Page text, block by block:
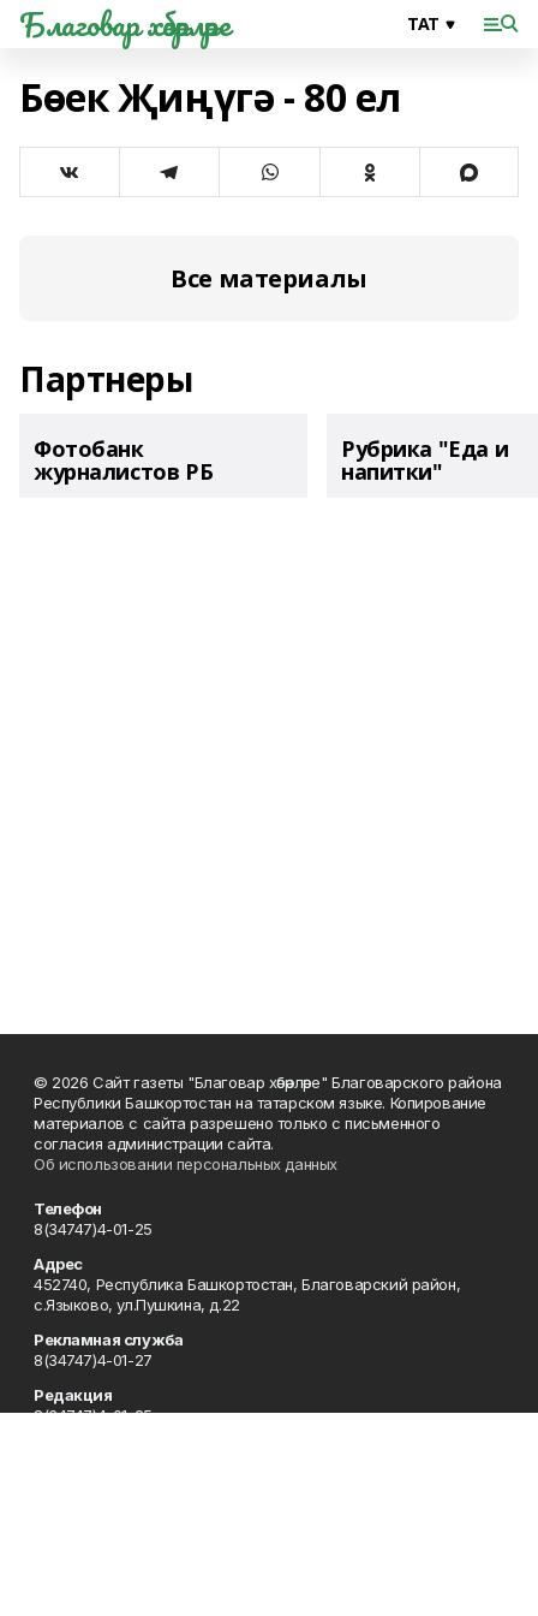
Благовар хәбәрләре
Бөек Җиңүгә - 80 ел
Все материалы
Партнеры
Фотобанк
журналистов РБ
Рубрика "Еда и
напитки"
© 2026 Сайт газеты "Благовар хәбәрләре" Благоварского района
Республики Башкортостан на татарском языке. Копирование
материалов с сайта разрешено только с письменного
согласия администрации сайта.
Об использовании персональных данных
Телефон
8(34747)4-01-25
Адрес
452740, Республика Башкортостан, Благоварский район,
с.Языково, ул.Пушкина, д.22
Рекламная служба
8(34747)4-01-27
Редакция
8(34747)4-01-25